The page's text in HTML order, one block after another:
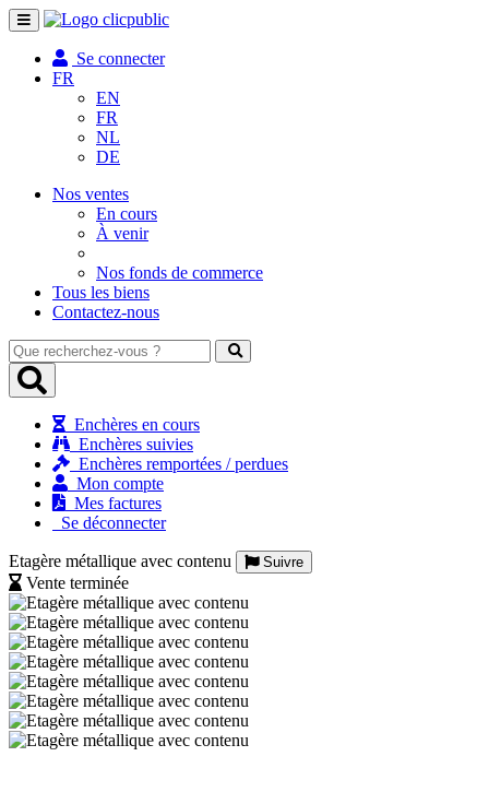
Toggle
navigation
Se connecter
FR
EN
FR
NL
DE
Nos ventes
En cours
À venir
Nos fonds de commerce
Tous les biens
Contactez-nous
Que
recherchez-
vous
Enchères en cours
Enchères suivies
Enchères remportées / perdues
Mon compte
Mes factures
Se déconnecter
Etagère métallique avec contenu Suivre
Vente terminée